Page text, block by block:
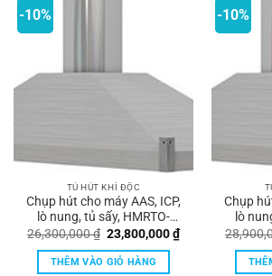
-10%
TỦ HÚT KHÍ ĐỘC
Chụp hút cho máy AAS, ICP,
lò nung, tủ sấy, HMRTO-
S1200 Hankook
26,300,000₫ Giá
gốc
là:
26,300,000 ₫.
23,800,000₫Giá
hiện
THÊM VÀO GIỎ HÀNG
-10%
Chụp
lò